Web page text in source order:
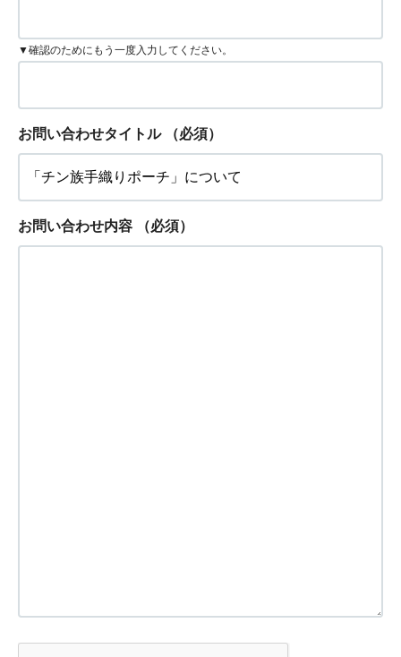
▼確認のためにもう一度入力してください。
お問い合わせタイトル （必須）
お問い合わせ内容 （必須）